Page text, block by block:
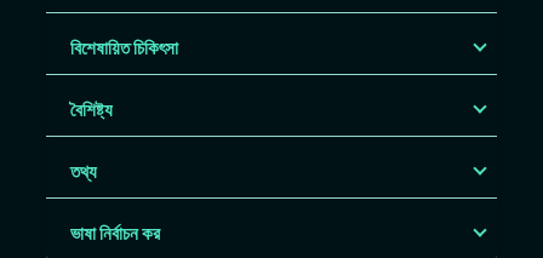
বিশেষায়িত চিকিৎসা
বৈশিষ্ট্য
তথ্য
ভাষা নির্বাচন কর